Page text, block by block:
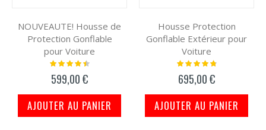
NOUVEAUTE! Housse de
Protection Gonflable
pour Voiture
Notation:
599,00 €
AJOUTER AU PANIER
Housse Protection
Gonflable Extérieur pour
Voiture
Notation:
695,00 €
AJOUTER AU PANIER